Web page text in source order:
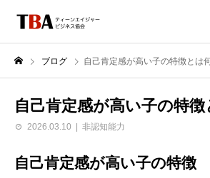
ブログ 自己肯定感が高い子の特徴とは
自己肯定感が高い子の特
2026.03.10 非認知能力
自己肯定感が高い子の特徴